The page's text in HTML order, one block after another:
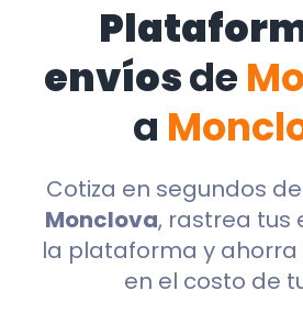
envíosde
a
Cotiza en segundos de
Monclova, rastrea tus
la plataforma y ahorra
en el costo de